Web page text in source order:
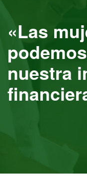
«Las
nuestra